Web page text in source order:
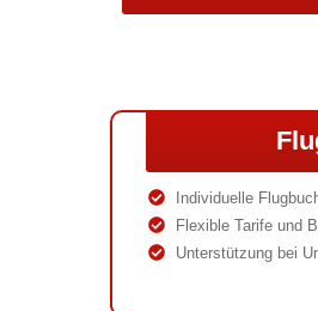
Individuelle
Flexible Tarife und
Unterstützung bei